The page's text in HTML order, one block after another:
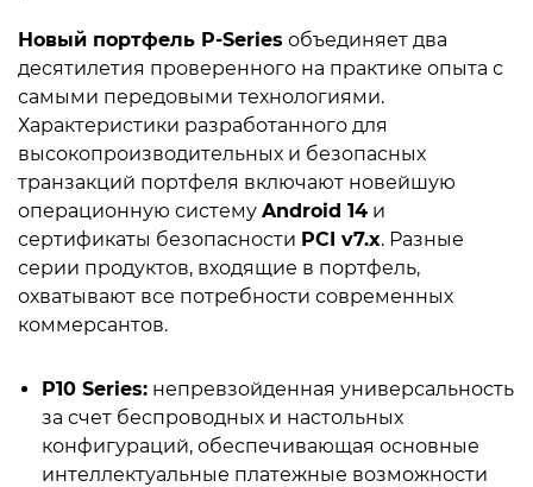
Новый портфель P-Series объединяет два
десятилетия проверенного на практике опыта с
самыми передовыми технологиями.
Характеристики разработанного для
высокопроизводительных и безопасных
транзакций портфеля включают новейшую
операционную систему Android 14 и
сертификаты безопасности PCI v7.x. Разные
серии продуктов, входящие в портфель,
охватывают все потребности современных
коммерсантов.
P10 Series: непревзойденная универсальность
за счет беспроводных и настольных
конфигураций, обеспечивающая основные
интеллектуальные платежные возможности